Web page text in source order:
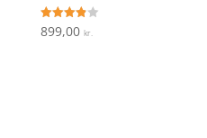
Vurderet
3.9
899,00 kr.